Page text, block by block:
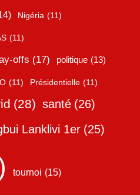
Nigéria (11)
(11)
offs (17) politique (13)
(11) Présidentielle (11)
(28) santé (26)
Lanklivi 1er (25)
tournoi (15)